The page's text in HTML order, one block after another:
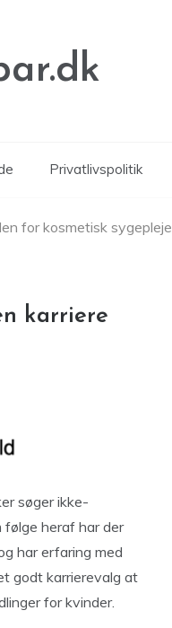
Privatlivspolitik
for kosmetisk sygepleje
karriere
søger ikke-
følge heraf har der
har erfaring med
godt karrierevalg at
for kvinder.